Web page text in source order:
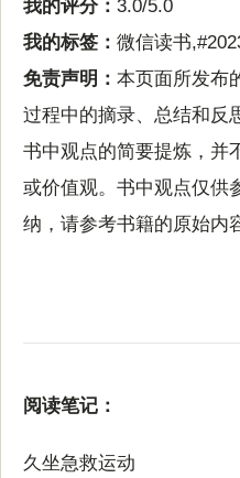
我的评分： 3.0/5.0
我的标签： 微信读书
免责声明： 本页面所发布
过程中的摘录、总结和反
书中观点的简要提炼，并
或价值观。书中观点仅供
纳，请参考书籍的原始内
阅读笔记：
久坐急救运动